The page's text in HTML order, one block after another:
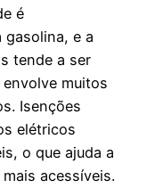
é
e a
tende a ser
muitos
Isenções
elétricos
o que ajuda a
acessíveis.